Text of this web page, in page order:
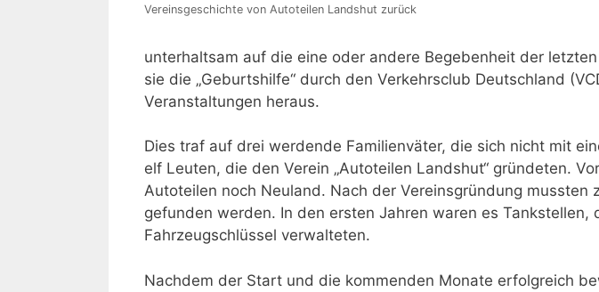
Vereinsgeschichte von Autoteilen Landshut zurück
unterhaltsam auf die eine oder andere Begebenheit der
sie die „Geburtshilfe“ durch den Verkehrsclub Deutschland
Veranstaltungen heraus.
Dies traf auf drei werdende Familienväter, die sich nicht mit
elf Leuten, die den Verein „Autoteilen Landshut“ gründeten.
Autoteilen noch Neuland. Nach der Vereinsgründung mussten
gefunden werden. In den ersten Jahren waren es
Fahrzeugschlüssel verwalteten.
Nachdem der Start und die kommenden Monate erfolgreich